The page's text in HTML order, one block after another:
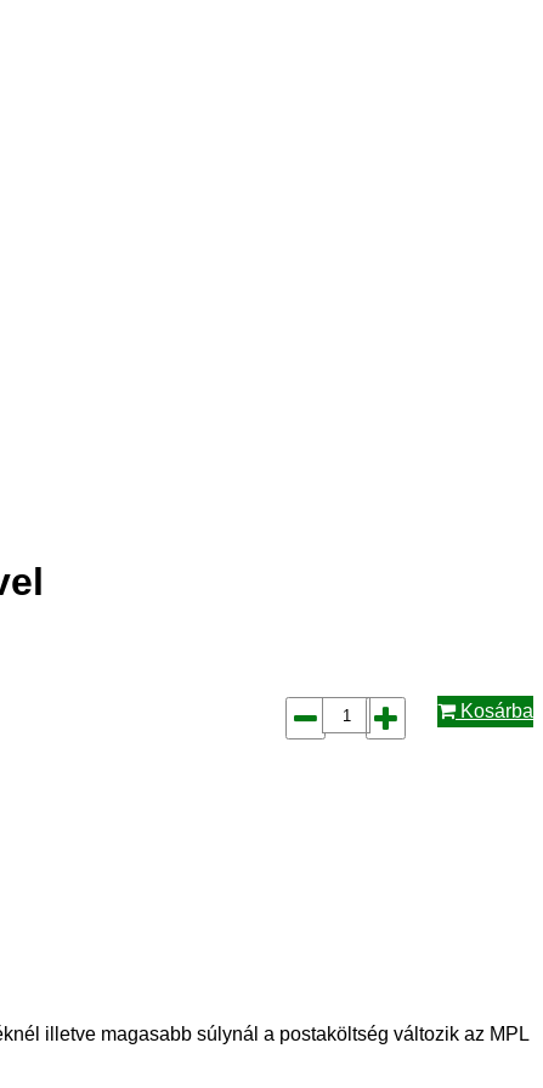
Kosárba
illetve magasabb súlynál a postaköltség változik az MPL